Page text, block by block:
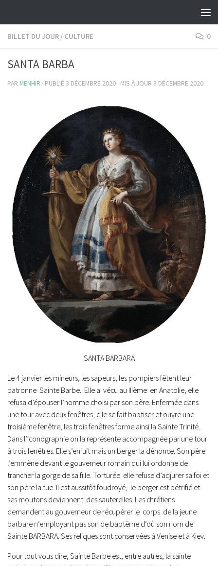
BILLET DU JOUR / CULTURE 0
SANTA BARBA
PAR MENHIR · PUBLIÉ 3 DÉCEMBRE 2020 · MIS À JOUR 3 DÉCEMBRE 2020
SANTA BARBARA
Le 4 janvier les mineurs, les sapeurs, les pompiers fêtent leur
patronne Sainte Barbe. Elle a vécu au IIIème en Anatolie, elle
refusa d’épouser l’homme choisi par son père. Enfermée dans
une tour avec deux fenêtres, elle se fait baptiser et ouvre une
troisième fenêtre, les trois fenêtres forme ainsi la Sainte Trinité.
Dans l’iconographie on la représente accompagnée par une tour
à trois fenêtres. Elle s’enfuit mais un berger la dénonce. Son père
l’emmène devant le gouverneur romain qui lui ordonne de
trancher la gorge de sa fille. Torturée elle refuse d’adjurer sa foi et
son père la tue. Il est aussitôt foudroyé, le berger est pétrifié et
ses moutons deviennent des sauterelles. Les chrétiens
demandent au gouverneur de récupérer le corps de la jeune
barbare n’employant pas son de baptême d’où son nom de
Sainte BARBARA. Ses reliques sont conservées à Venise et à Kiev.
Pour tout vous dire, Sainte Barbe est, entre autres, la sainte